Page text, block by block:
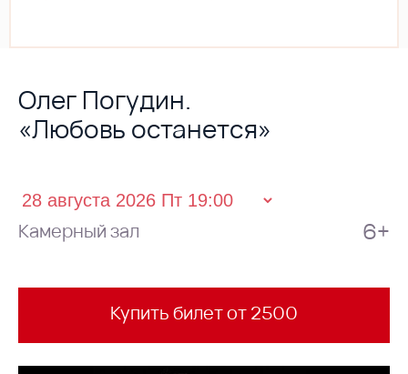
Олег Погудин.
«Любовь останется»
Камерный зал 6+
Купить билет от 2500